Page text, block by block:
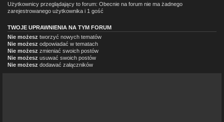
Użytkownicy przeglądający to forum: Obecnie na forum nie ma żadnego
zarejestrowanego użytkownika i 1 gość
TWOJE UPRAWNIENIA NA TYM FORUM
Nie możesz tworzyć nowych tematów
Nie możesz odpowiadać w tematach
Nie możesz zmieniać swoich postów
Nie możesz usuwać swoich postów
Nie możesz dodawać załączników